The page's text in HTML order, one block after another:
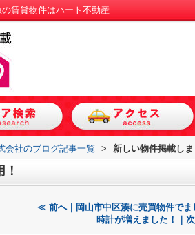
賃貸物件はハート不動産
会社のブログ記事一覧 > 新しい物件掲載しま
≪ 前へ｜岡山市中区湊に売買物件でま
時計が増えました！｜